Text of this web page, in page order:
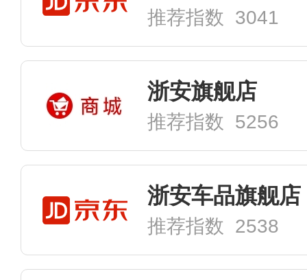
推荐指数 3041
浙安旗舰店
推荐指数 5256
浙安车品旗舰店
推荐指数 2538